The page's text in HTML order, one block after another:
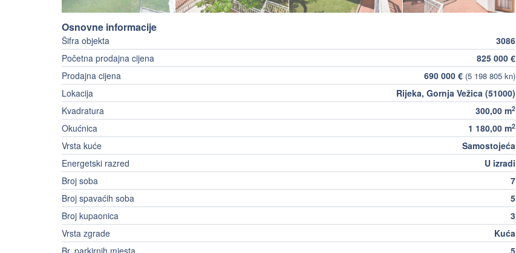
Osnovne informacije
Šifra objekta
3086
Početna prodajna cijena
825 000 €
Prodajna cijena
690 000 € (5 198 805 kn)
Lokacija
Rijeka, Gornja Vežica (51000)
Kvadratura
300,00 m2
Okućnica 1 180,00 m2
Vrsta kuće
Samostojeća
Energetski razred
U izradi
Broj soba
7
Broj spavaćih soba
5
Broj kupaonica
3
Vrsta zgrade
Kuća